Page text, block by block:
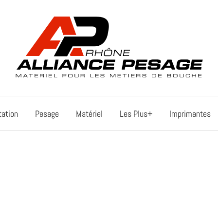
Pesage Matériel Les Plus+ Imprimantes